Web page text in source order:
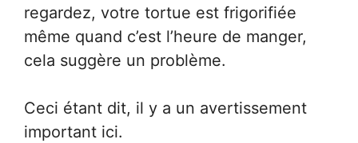
regardez, votre tortue est frigorifiée
même quand c’est l’heure de manger,
cela suggère un problème.
Ceci étant dit, il y a un avertissement
important ici.